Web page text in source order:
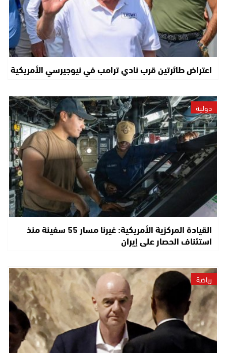
اعتراض طائرتين قرب نادي ترامب في نيوجيرسي الأمريكية
دولية
القيادة المركزية الأمريكية: غيرنا مسار 55 سفينة منذ
استئناف الحصار على إيران
رياضة